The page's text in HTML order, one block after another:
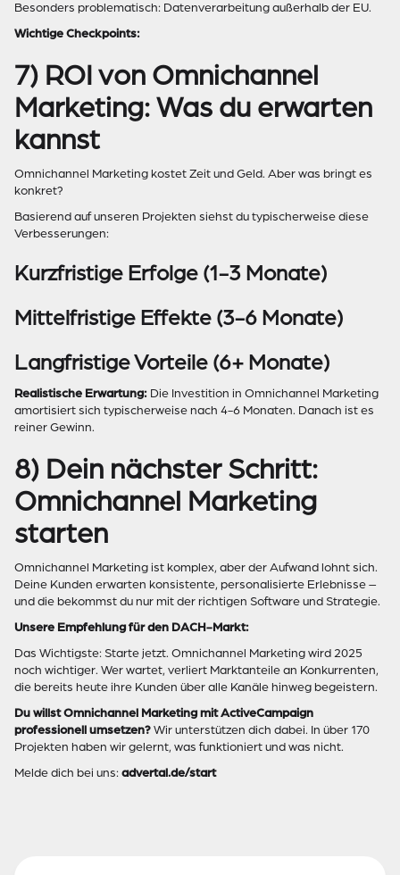
Besonders problematisch: Datenverarbeitung außerhalb der EU.
Wichtige Checkpoints:
7) ROI von Omnichannel
Marketing: Was du erwarten
kannst
Omnichannel Marketing kostet Zeit und Geld. Aber was bringt es
konkret?
Basierend auf unseren Projekten siehst du typischerweise diese
Verbesserungen:
Kurzfristige Erfolge (1-3 Monate)
Mittelfristige Effekte (3-6 Monate)
Langfristige Vorteile (6+ Monate)
Realistische Erwartung: Die Investition in Omnichannel Marketing
amortisiert sich typischerweise nach 4-6 Monaten. Danach ist es
reiner Gewinn.
8) Dein nächster Schritt:
Omnichannel Marketing
starten
Omnichannel Marketing ist komplex, aber der Aufwand lohnt sich.
Deine Kunden erwarten konsistente, personalisierte Erlebnisse –
und die bekommst du nur mit der richtigen Software und Strategie.
Unsere Empfehlung für den DACH-Markt:
Das Wichtigste: Starte jetzt. Omnichannel Marketing wird 2025
noch wichtiger. Wer wartet, verliert Marktanteile an Konkurrenten,
die bereits heute ihre Kunden über alle Kanäle hinweg begeistern.
Du willst Omnichannel Marketing mit ActiveCampaign
professionell umsetzen? Wir unterstützen dich dabei. In über 170
Projekten haben wir gelernt, was funktioniert und was nicht.
Melde dich bei uns: advertal.de/start